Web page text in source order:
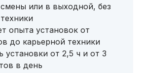
или в выходной, без
опыта установок от
до карьерной техники
установки от 2,5 ч и от 3
в день